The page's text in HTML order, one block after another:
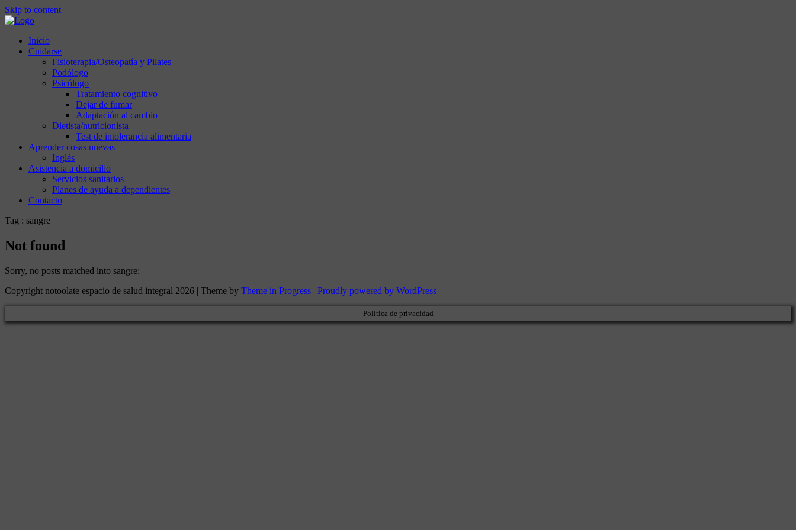
Skip to content
Inicio
Cuidarse
Fisioterapia/Osteopatía y Pilates
Podólogo
Psicólogo
Tratamiento cognitivo
Dejar de fumar
Adaptación al cambio
Dietista/nutricionista
Test de intolerancia alimentaria
Aprender cosas nuevas
Inglés
Asistencia a domicilio
Servicios sanitarios
Planes de ayuda a dependientes
Contacto
Tag : sangre
Not found
Sorry, no posts matched into sangre:
Copyright notoolate espacio de salud integral 2026 | Theme by Theme in Progress | Proudly powered by WordPress
Política de privacidad